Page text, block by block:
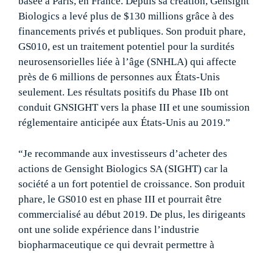
Biologics a levé plus de $130 millions grâce à des
financements privés et publiques. Son produit phare,
GS010, est un traitement potentiel pour la surdités
neurosensorielles liée à l’âge (SNHLA) qui affecte
près de 6 millions de personnes aux États-Unis
seulement. Les résultats positifs du Phase IIb ont
conduit GNSIGHT vers la phase III et une soumission
réglementaire anticipée aux États-Unis au 2019.”
“Je recommande aux investisseurs d’acheter des
actions de Gensight Biologics SA (SIGHT) car la
société a un fort potentiel de croissance. Son produit
phare, le GS010 est en phase III et pourrait être
commercialisé au début 2019. De plus, les dirigeants
ont une solide expérience dans l’industrie
biopharmaceutique ce qui devrait permettre à